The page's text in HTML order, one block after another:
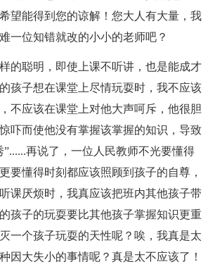
望能得到您的谅解！您大人有大量，我
一位知错就改的小小的老师吧？
的聪明，即使上课不听讲，也是能成才
孩子想在课堂上尽情玩耍时，我不应该
不应该在课堂上对他大声呵斥，他很胆
吓而使他没有掌握该掌握的知识，导致
”......再说了，一位人民教师不光要懂得
要懂得时刻都应该照顾到孩子的自尊，
课厌烦时，我真应该把班内其他孩子带
孩子的玩耍要比其他孩子掌握知识更重
一个孩子玩耍的天性呢？唉，我真是太
因大失小的事情呢？真是太不应该了！